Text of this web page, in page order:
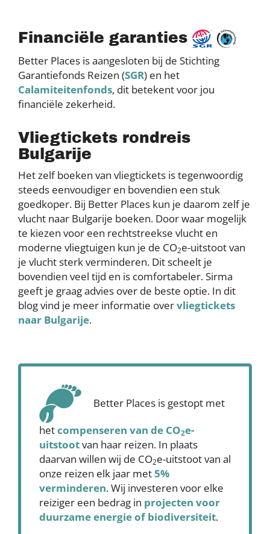
Financiële garanties
Better Places is aangesloten bij de Stichting
Garantiefonds Reizen (SGR) en het
Calamiteitenfonds, dit betekent voor jou
financiële zekerheid.
Vliegtickets rondreis
Bulgarije
Het zelf boeken van vliegtickets is tegenwoordig
steeds eenvoudiger en bovendien een stuk
goedkoper. Bij Better Places kun je daarom zelf je
vlucht naar Bulgarije boeken. Door waar mogelijk
te kiezen voor een rechtstreekse vlucht en
moderne vliegtuigen kun je de CO2e-uitstoot van
je vlucht sterk verminderen. Dit scheelt je
bovendien veel tijd en is comfortabeler. Sirma
geeft je graag advies over de beste optie. In dit
blog vind je meer informatie overvliegtickets
naar Bulgarije.
Better Places is gestopt met
hetcompenseren van de CO2e-
uitstootvan haar reizen. In plaats
daarvan willen wij de CO2e-uitstoot van al
onze reizen elk jaar met5%
verminderen. Wij investeren voor elke
reiziger een bedrag in projecten voor
duurzame energie of biodiversiteit.